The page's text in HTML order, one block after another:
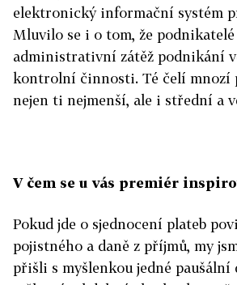
elektronický informační systém
Mluvilo se i o tom, že
administrativní zátěž podnikání
kontrolní činnosti. Té čelí mnozí
nejen ti nejmenší, ale i střední a
V čem se u vás premiér
Pokud jde o sjednocení plateb
pojistného a daně z příjmů, my
přišli s myšlenkou jedné paušální